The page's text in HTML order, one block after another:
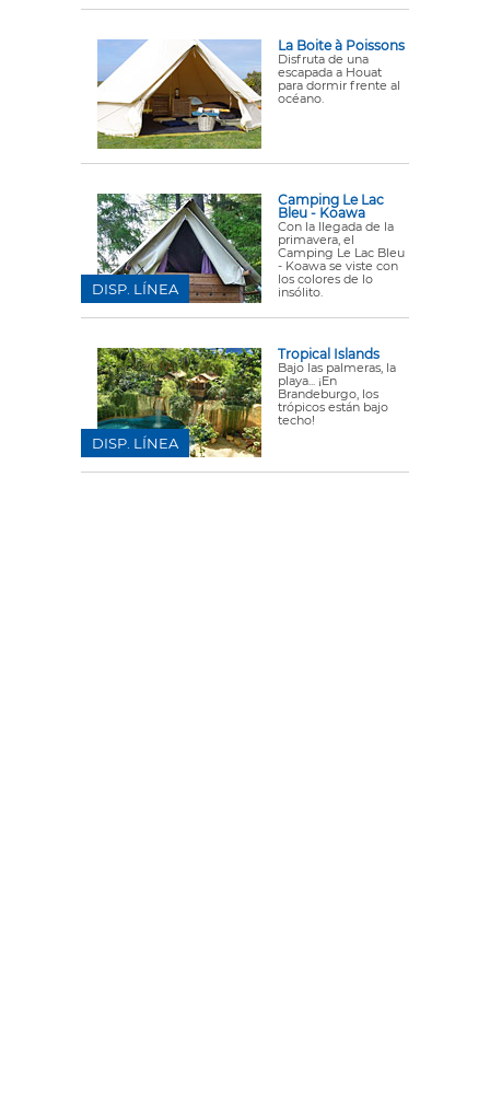
La Boite à Poissons
Disfruta de una
escapada a Houat
para dormir frente al
océano.
Camping Le Lac
Bleu - Koawa
Con la llegada de la
primavera, el
Camping Le Lac Bleu
- Koawa se viste con
los colores de lo
insólito.
DISP. LÍNEA
Tropical Islands
Bajo las palmeras, la
playa... ¡En
Brandeburgo, los
trópicos están bajo
techo!
DISP. LÍNEA